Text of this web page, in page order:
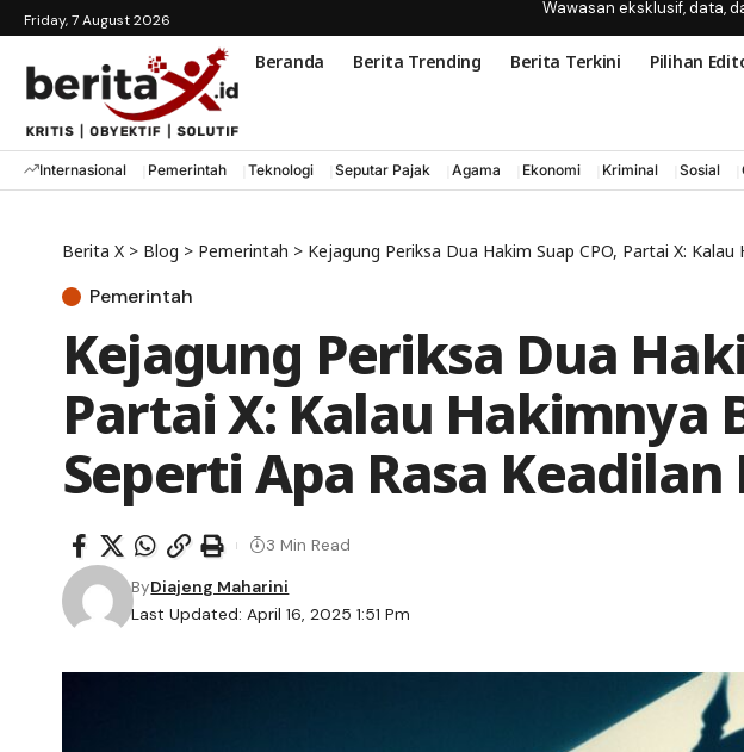
Friday, 7 August 2026
Wawasan eksklusif, data,
Beranda Berita Trending Berita Terkini Pilihan
Internasional Pemerintah Teknologi Seputar Pajak Agama Ekonomi Kriminal Sosial
Berita X > Blog > Pemerintah > Kejagung Periksa Dua Hakim Suap CPO, Partai X: Kalau
Pemerintah
Kejagung Periksa Dua
Partai X: Kalau Hakimnya
Seperti Apa Rasa Keadilan
Last Updated: April 16, 2025 1:51 Pm
ByDiajeng Maharini
3 Min Read